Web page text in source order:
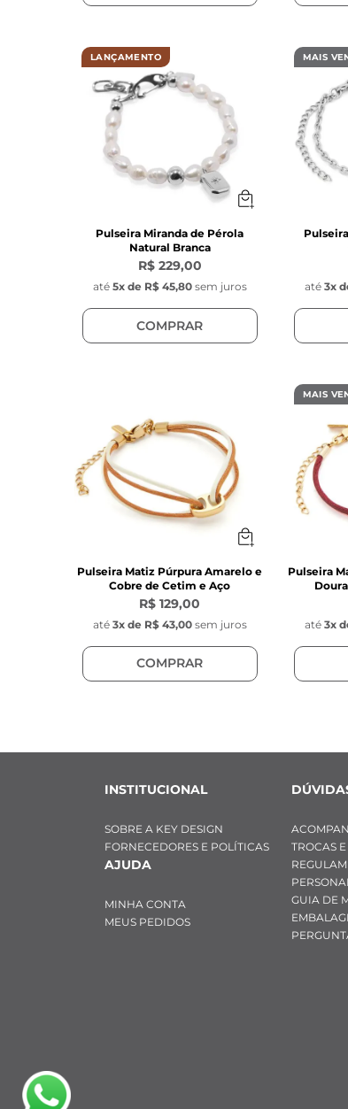
LANÇAMENTO
Pulseira Miranda de Pérola
Natural Branca
R$ 229,00
até 5x de R$ 45,80 sem juros
COMPRAR
MAIS
até 3x
Pulseira Matiz Púrpura Amarelo e
Cobre de Cetim e Aço
R$ 129,00
até 3x de R$ 43,00 sem juros
COMPRAR
MAIS
Pulseira
até 3x
INSTITUCIONAL
SOBRE A KEY DESIGN
FORNECEDORES E POLÍTICAS
AJUDA
MINHA CONTA
MEUS PEDIDOS
TROCAS
GUIA DE